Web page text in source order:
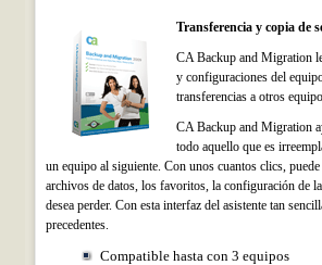
Transferencia y copia de
CA Backup and Migration
y configuraciones del
transferencias a otros
CA Backup and Migration
todo aquello que es
un equipo al siguiente. Con unos cuantos clics,
archivos de datos, los favoritos, la configuración de
desea perder. Con esta interfaz del asistente tan
precedentes.
Compatible hasta con 3 equipos